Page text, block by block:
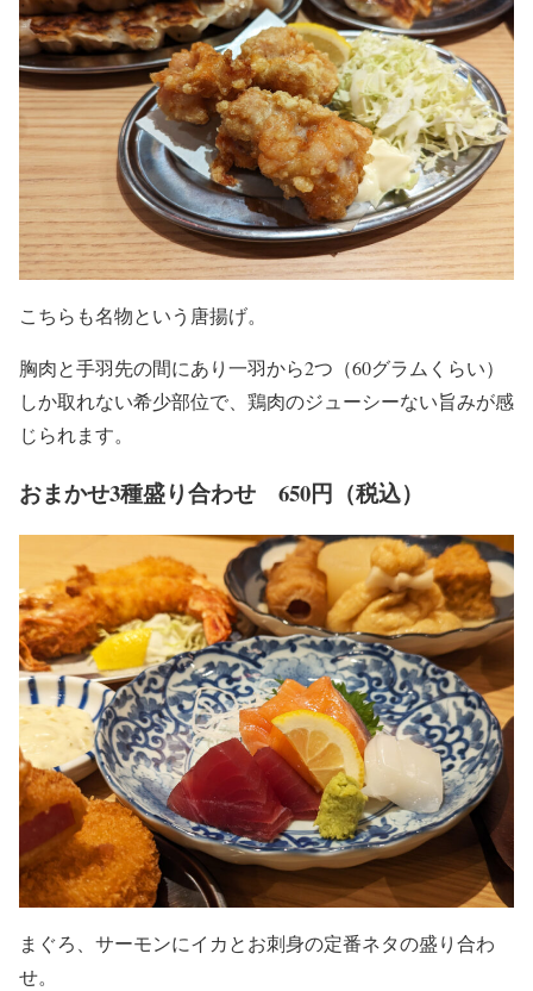
こちらも名物という唐揚げ。
胸肉と手羽先の間にあり一羽から2つ（60グラムくらい）
しか取れない希少部位で、鶏肉のジューシーない旨みが感
じられます。
おまかせ3種盛り合わせ 650円（税込）
まぐろ、サーモンにイカとお刺身の定番ネタの盛り合わ
せ。